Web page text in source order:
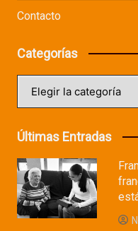
Contacto
Categorías
Últimas Entradas